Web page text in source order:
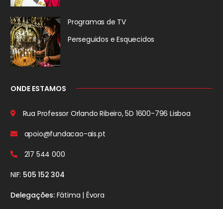
Programas de TV
Perseguidos e Esquecidos
ONDE ESTAMOS
Rua Professor Orlando Ribeiro, 5D 1600-796 Lisboa
apoio@fundacao-ais.pt
217 544 000
NIF: 505 152 304
Delegações:Fátima | Évora